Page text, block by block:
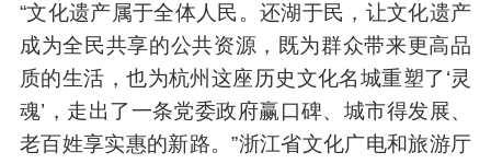
“文化遗产属于全体人民。还湖于民，让文化遗产
成为全民共享的公共资源，既为群众带来更高品
质的生活，也为杭州这座历史文化名城重塑了‘灵
魂’，走出了一条党委政府赢口碑、城市得发展、
老百姓享实惠的新路。”浙江省文化广电和旅游厅